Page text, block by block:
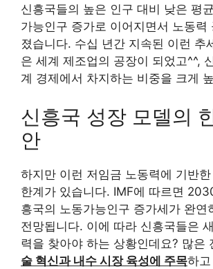
신흥국들의 높은 인구 대비 낮은 평
가능인구 증가로 이어지면서 노동력
졌습니다. 수십 년간 지속된 이런 추
은 세계 제조업의 공장이 되었고^^,
계 경제에서 차지하는 비중을 크게
신흥국 성장 모델의
안
하지만 이런 저임금 노동력에 기반
한계가 있습니다. IMF에 따르면
흥국의 노동가능인구 증가세가 완연
전망됩니다. 이에 따라 신흥국들은
력을 찾아야 하는 상황인데요? 많은
술 혁신과 내수 시장 육성에 주목하